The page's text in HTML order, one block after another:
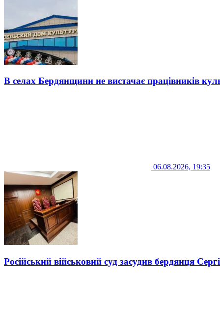
В селах Бердянщини не вистачає працівників
06.08.2026, 19:35
Російський військовий суд засудив бердянця